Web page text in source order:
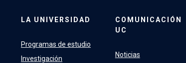
LA UNIVERSIDAD
Programas de estudio
Investigación
COMUNICACIÓN
UC
Noticias